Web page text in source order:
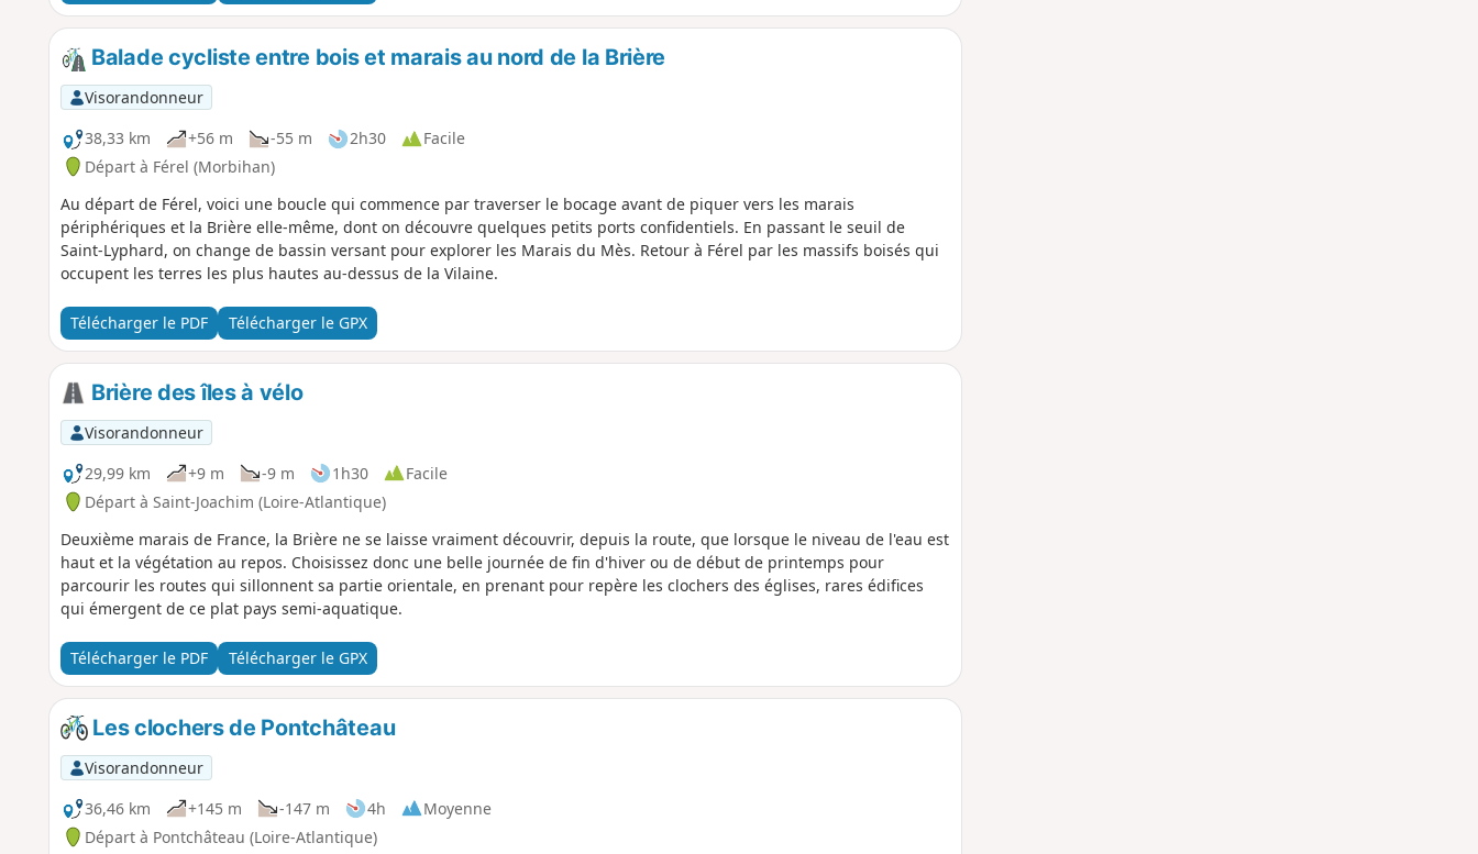
Balade cycliste entre bois et marais au nord de la Brière
Visorandonneur
38,33 km
+56 m -55 m 2h30
Facile
Départ à Férel (Morbihan)
Au départ de Férel, voici une boucle qui commence par traverser le bocage avant de piquer vers les marais
périphériques et la Brière elle-même, dont on découvre quelques petits ports confidentiels. En passant le seuil de
Saint-Lyphard, on change de bassin versant pour explorer les Marais du Mès. Retour à Férel par les massifs boisés qui
occupent les terres les plus hautes au-dessus de la Vilaine.
Télécharger le PDF Télécharger le GPX
Brière des îles à vélo
Visorandonneur
29,99 km
+9 m -9 m 1h30
Facile
Départ à Saint-Joachim (Loire-Atlantique)
Deuxième marais de France, la Brière ne se laisse vraiment découvrir, depuis la route, que lorsque le niveau de l'eau est
haut et la végétation au repos. Choisissez donc une belle journée de fin d'hiver ou de début de printemps pour
parcourir les routes qui sillonnent sa partie orientale, en prenant pour repère les clochers des églises, rares édifices
qui émergent de ce plat pays semi-aquatique.
Télécharger le PDF Télécharger le GPX
Les clochers de Pontchâteau
Visorandonneur
36,46 km
+145 m -147 m 4h
Moyenne
Départ à Pontchâteau (Loire-Atlantique)